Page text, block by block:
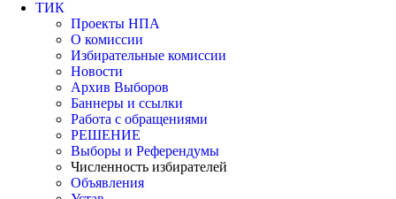
ТИК
Проекты НПА
О комиссии
Избирательные комиссии
Новости
Архив Выборов
Баннеры и ссылки
Работа с обращениями
РЕШЕНИЕ
Выборы и Референдумы
Численность избирателей
Объявления